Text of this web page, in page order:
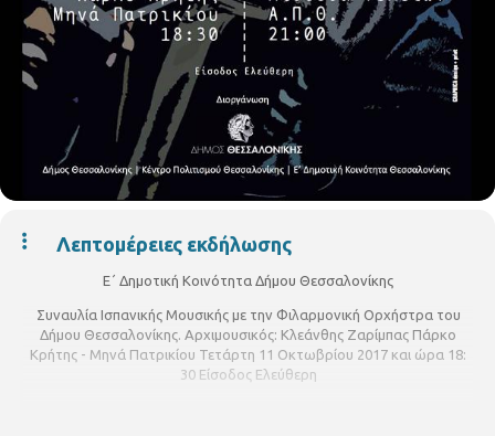
Λεπτομέρειες εκδήλωσης
Ε΄ Δημοτική Κοινότητα Δήμου Θεσσαλονίκης
Συναυλία Ισπανικής Μουσικής με την Φιλαρμονική Ορχήστρα του
Δήμου Θεσσαλονίκης. Αρχιμουσικός: Κλεάνθης Ζαρίμπας Πάρκο
Κρήτης - Μηνά Πατρικίου Τετάρτη 11 Οκτωβρίου 2017 και ώρα 18:
30 Είσοδος Ελεύθερη